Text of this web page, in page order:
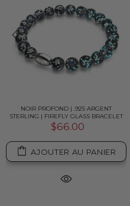
NOIR PROFOND | .925 ARGENT
STERLING | FIREFLY GLASS BRACELET
$66.00
AJOUTER AU PANIER